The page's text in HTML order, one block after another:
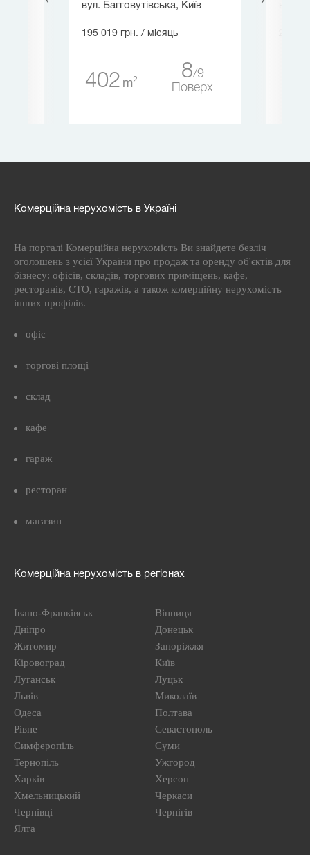
вул. Багговутівська, Київ
195 019 грн. / місяць
402 m2 8 9
Поверх
Комерційна нерухомість в Україні
На порталі Комерційна нерухомість Ви знайдете безліч
оголошень з усієї України про продаж та оренду об'єктів для
бізнесу: офісів, складів, торгових приміщень, кафе,
ресторанів, СТО, гаражів, а також комерційну нерухомість
інших профілів.
офіс
торгові площі
склад
кафе
гараж
ресторан
магазин
Комерційна нерухомість в регіонах
Івано-Франківськ
Вінниця
Дніпро
Донецьк
Житомир
Запоріжжя
Кіровоград
Київ
Луганськ
Луцьк
Львів
Миколаїв
Одеса
Полтава
Рівне
Севастополь
Симферопіль
Суми
Тернопіль
Ужгород
Харків
Херсон
Хмельницький
Черкаси
Чернівці
Чернігів
Ялта